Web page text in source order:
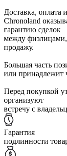
Доставка, оплата
Chronoland
гарантию сделок
между
продажу.
Большая часть
или принадлежит
Перед покупкой
организуют
встречу с
Гарантия
подлинности